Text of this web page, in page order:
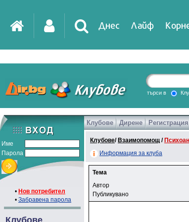
Днес Лайф
търси в
Име
Парола
• Нов потребител
• Забравена парола
Клубове
Клубове Дирене Регистрация
Клубове/ Взаимопомощ /
Информация за клуба
Тема
Автор
Публикувано